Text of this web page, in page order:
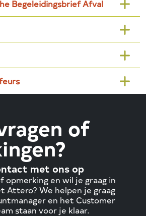
Begeleidingsbrief Afval
of
met ons op
opmerking en wil je graag in
Attero? We helpen je graag
en het Customer
staan voor je klaar.